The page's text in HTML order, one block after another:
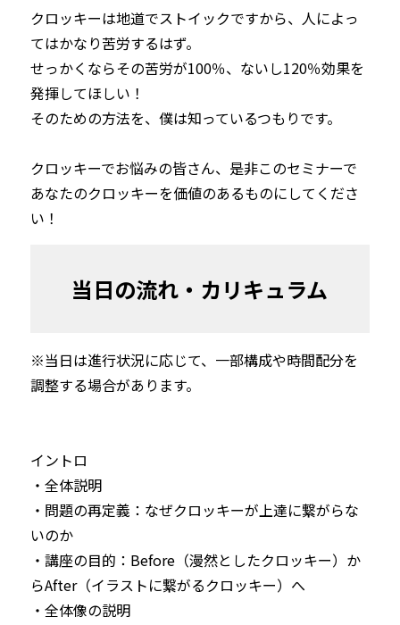
クロッキーは地道でストイックですから、人によっ
てはかなり苦労するはず。
せっかくならその苦労が100％、ないし120％効果を
発揮してほしい！
そのための方法を、僕は知っているつもりです。
クロッキーでお悩みの皆さん、是非このセミナーで
あなたのクロッキーを価値のあるものにしてくださ
い！
当日の流れ・カリキュラム
※当日は進行状況に応じて、一部構成や時間配分を
調整する場合があります。
イントロ
・全体説明
・問題の再定義：なぜクロッキーが上達に繋がらな
いのか
・講座の目的：Before（漫然としたクロッキー）か
らAfter（イラストに繋がるクロッキー）へ
・全体像の説明